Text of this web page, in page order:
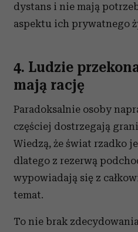
dystans i nie mają
aspektu ich prywatnego
4. Ludzie
mają rację
Paradoksalnie osoby
częściej dostrzegają
Wiedzą, że świat rzadko
dlatego z rezerwą
wypowiadają się z
temat.
To nie brak